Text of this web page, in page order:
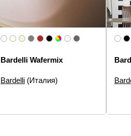
Bardelli Wafermix
Размеры:10×10
Bardelli (Италия)
Типы